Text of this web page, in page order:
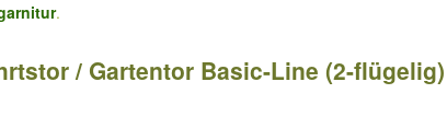
.
/ Gartentor Basic-Line (2-